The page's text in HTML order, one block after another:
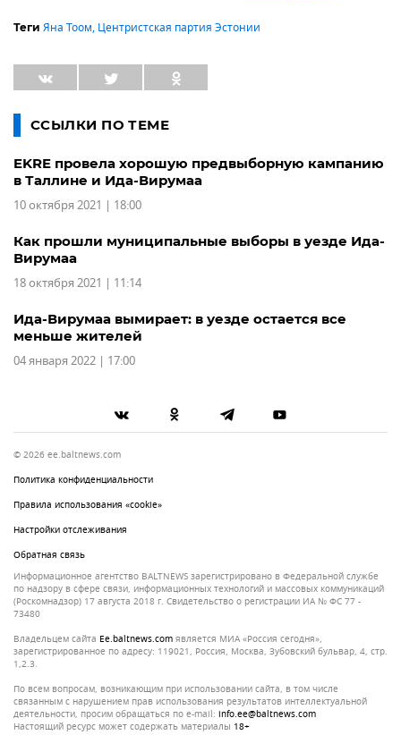
Теги Яна Тоом, Центристская партия Эстонии
ССЫЛКИ ПО ТЕМЕ
EKRE провела хорошую предвыборную кампанию
в Таллине и Ида-Вирумаа
10 октября 2021 | 18:00
Как прошли муниципальные выборы в уезде Ида-
Вирумаа
18 октября 2021 | 11:14
Ида-Вирумаа вымирает: в уезде остается все
меньше жителей
04 января 2022 | 17:00
© 2026 ee.baltnews.com
Политика конфиденциальности
Правила использования «cookie»
Настройки отслеживания
Обратная связь
Информационное агентство BALTNEWS зарегистрировано в Федеральной службе
по надзору в сфере связи, информационных технологий и массовых коммуникаций
(Роскомнадзор) 17 августа 2018 г. Свидетельство о регистрации ИА № ФС 77 -
73480
Владельцем сайта
ee.baltnews.com является МИА «Россия сегодня»,
зарегистрированное по адресу: 119021, Россия, Москва, Зубовский бульвар, 4, стр.
1,2.3.
По всем вопросам, возникающим при использовании сайта, в том числе
связанным с нарушением прав использования результатов интеллектуальной
деятельности, просим обращаться по e-mail: info.ee@baltnews.com
Настоящий ресурс может содержать материалы 18+